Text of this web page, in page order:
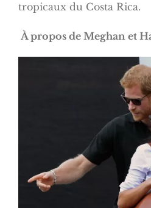
tropicaux du Costa Rica.
À propos de Meghan et